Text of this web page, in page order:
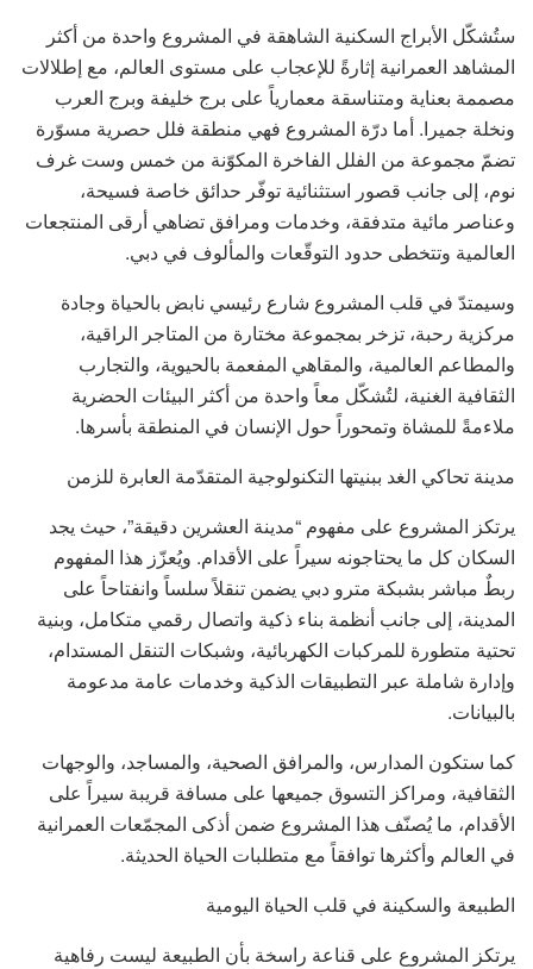
ستُشكّل الأبراج السكنية الشاهقة في المشروع واحدة من أكثر
المشاهد العمرانية إثارةً للإعجاب على مستوى العالم، مع إطلالات
مصممة بعناية ومتناسقة معمارياً على برج خليفة وبرج العرب
ونخلة جميرا. أما درّة المشروع فهي منطقة فلل حصرية مسوّرة
تضمّ مجموعة من الفلل الفاخرة المكوّنة من خمس وست غرف
نوم، إلى جانب قصور استثنائية توفّر حدائق خاصة فسيحة،
وعناصر مائية متدفقة، وخدمات ومرافق تضاهي أرقى المنتجعات
العالمية وتتخطى حدود التوقّعات والمألوف في دبي.
وسيمتدّ في قلب المشروع شارع رئيسي نابض بالحياة وجادة
مركزية رحبة، تزخر بمجموعة مختارة من المتاجر الراقية،
والمطاعم العالمية، والمقاهي المفعمة بالحيوية، والتجارب
الثقافية الغنية، لتُشكّل معاً واحدة من أكثر البيئات الحضرية
ملاءمةً للمشاة وتمحوراً حول الإنسان في المنطقة بأسرها.
مدينة تحاكي الغد ببنيتها التكنولوجية المتقدّمة العابرة للزمن
يرتكز المشروع على مفهوم “مدينة العشرين دقيقة”، حيث يجد
السكان كل ما يحتاجونه سيراً على الأقدام. ويُعزّز هذا المفهوم
ربطٌ مباشر بشبكة مترو دبي يضمن تنقلاً سلساً وانفتاحاً على
المدينة، إلى جانب أنظمة بناء ذكية واتصال رقمي متكامل، وبنية
تحتية متطورة للمركبات الكهربائية، وشبكات التنقل المستدام،
وإدارة شاملة عبر التطبيقات الذكية وخدمات عامة مدعومة
بالبيانات.
كما ستكون المدارس، والمرافق الصحية، والمساجد، والوجهات
الثقافية، ومراكز التسوق جميعها على مسافة قريبة سيراً على
الأقدام، ما يُصنّف هذا المشروع ضمن أذكى المجمّعات العمرانية
في العالم وأكثرها توافقاً مع متطلبات الحياة الحديثة.
الطبيعة والسكينة في قلب الحياة اليومية
يرتكز المشروع على قناعة راسخة بأن الطبيعة ليست رفاهية